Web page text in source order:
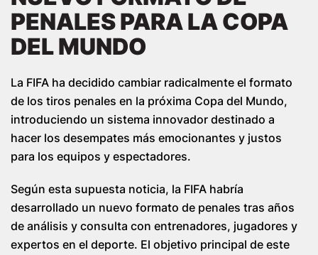
PENALES PARA LA COPA
DEL MUNDO
La FIFA ha decidido cambiar radicalmente el formato
de los tiros penales en la próxima Copa del Mundo,
introduciendo un sistema innovador destinado a
hacer los desempates más emocionantes y justos
para los equipos y espectadores.
Según esta supuesta noticia, la FIFA habría
desarrollado un nuevo formato de penales tras años
de análisis y consulta con entrenadores, jugadores y
expertos en el deporte. El objetivo principal de este